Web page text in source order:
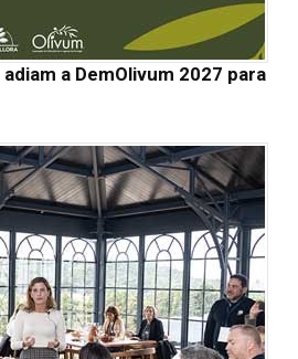
a DemOlivum 2027 para